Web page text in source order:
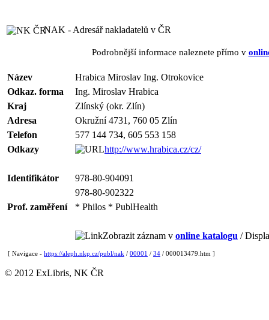
NAK - Adresář nakladatelů v ČR
Podrobnější informace naleznete přímo v
Název
Hrabica Miroslav Ing. Otrokovice
Odkaz. forma
Ing. Miroslav Hrabica
Kraj
Zlínský (okr. Zlín)
Adresa
Okružní 4731, 760 05 Zlín
Telefon
577 144 734, 605 553 158
Odkazy
http://www.hrabica.cz/cz/
Identifikátor
978-80-904091
978-80-902322
Prof. zaměření
* Philos * PublHealth
Zobrazit záznam v online katalogu /
[ Navigace - https://aleph.nkp.cz/publ/nak / 00001 / 34 / 000013479.htm ]
© 2012 ExLibris, NK ČR